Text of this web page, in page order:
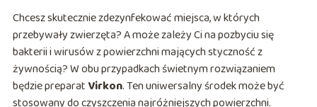
Chcesz skutecznie zdezynfekować miejsca, w których
przebywały zwierzęta? A może zależy Ci na pozbyciu się
bakterii i wirusów z powierzchni mających styczność z
żywnością? W obu przypadkach świetnym rozwiązaniem
będzie preparat Virkon. Ten uniwersalny środek może być
stosowany do czyszczenia najróżniejszych powierzchni.